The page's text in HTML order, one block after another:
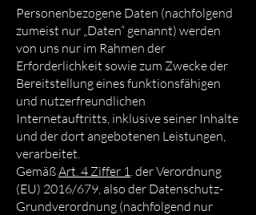
Personenbezogene Daten (nachfolgend
zumeist nur „Daten“ genannt) werden
von uns nur im Rahmen der
Erforderlichkeit sowie zum Zwecke der
Bereitstellung eines funktionsfähigen
und nutzerfreundlichen
Internetauftritts, inklusive seiner Inhalte
und der dort angebotenen Leistungen,
verarbeitet.
GemäßArt. 4 Ziffer 1. der Verordnung
(EU) 2016/679, also der Datenschutz-
Grundverordnung (nachfolgend nur